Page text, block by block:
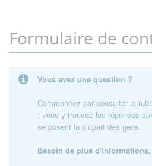
Formulaire de
Vous avez une question ?
Commencez par consulter la
: vous y trouvez les réponses
se posent la plupart des gens.
Besoin de plus